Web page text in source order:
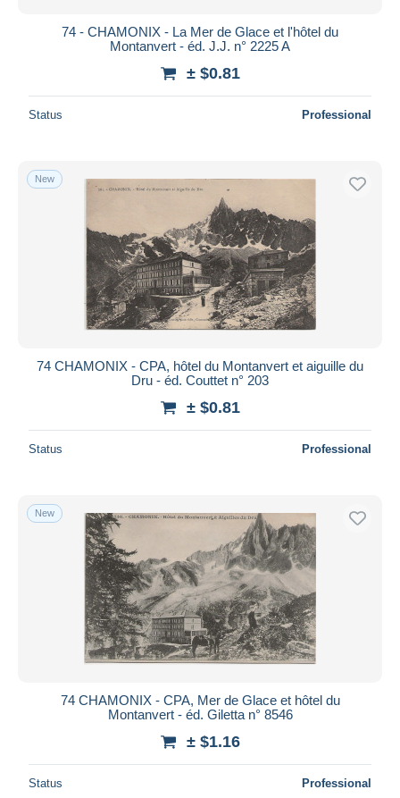
74 - CHAMONIX - La Mer de Glace et l'hôtel du
Montanvert - éd. J.J. n° 2225 A
± $0.81
Status Professional
New
74 CHAMONIX - CPA, hôtel du Montanvert et aiguille du
Dru - éd. Couttet n° 203
± $0.81
Status Professional
New
74 CHAMONIX - CPA, Mer de Glace et hôtel du
Montanvert - éd. Giletta n° 8546
± $1.16
Status Professional